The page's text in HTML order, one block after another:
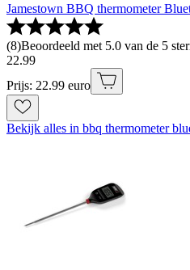
Jamestown BBQ thermometer
(8)Beoordeeld met 5.0 van de 5
22.99
Prijs: 22.99 euro
Bekijk alles in bbq thermometer